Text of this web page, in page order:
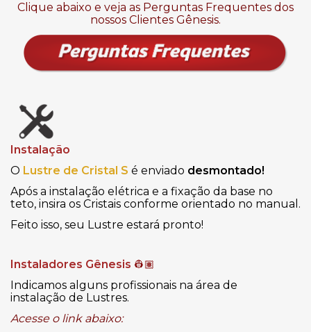
Clique abaixo e veja as Perguntas Frequentes dos
nossos Clientes Gênesis.
Instalação
O Lustre de Cristal S é enviado desmontado!
Após a instalação elétrica e a fixação da base no
teto, insira os Cristais conforme orientado no manual.
Feito isso, seu Lustre estará pronto!
Instaladores Gênesis 👷🏽
Indicamos alguns profissionais na área de
instalação de Lustres.
Acesse o link abaixo: